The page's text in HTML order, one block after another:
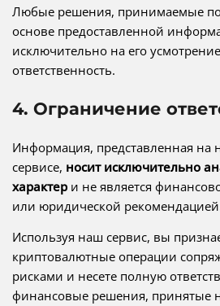
Любые решения, принимаемые
основе предоставленной
исключительно на его
ответственность.
4. Ограничение
Информация, представленная на
сервисе, носит исключительно
характер и не является
или юридической
Используя наш сервис, вы
криптовалютные операции
рисками и несете полную
финансовые решения, принятые